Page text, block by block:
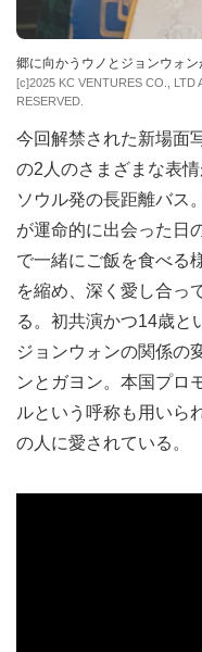
郷に向かうウノとジョンウォ
[c]2025 KC VENTURES CO., LTD
RESERVED.
今回解禁された新場面
の2人のさまざまな表
ソウル発の長距離バス
が運命的に出会った日
で一緒にご飯を食べる
を縮め、深く愛し合っ
る。初共演かつ14歳と
ジョンウォンの関係の
ンとガヨン。本国プロ
ルという呼称も用いら
の人に愛されている。